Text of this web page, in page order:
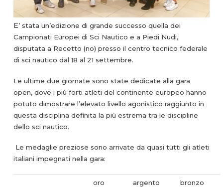
E’ stata un’edizione di grande successo quella dei
Campionati Europei di Sci Nautico e a Piedi Nudi,
disputata a Recetto (no) presso il centro tecnico federale
di sci nautico dal 18 al 21 settembre.
Le ultime due giornate sono state dedicate alla gara
open, dove i più forti atleti del continente europeo hanno
potuto dimostrare l’elevato livello agonistico raggiunto in
questa disciplina definita la più estrema tra le discipline
dello sci nautico.
Le medaglie preziose sono arrivate da quasi tutti gli atleti
italiani impegnati nella gara:
oro argento bronzo